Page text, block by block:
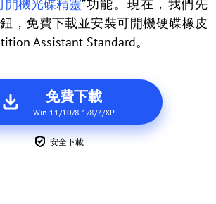
開機光碟精靈”功能。現在，我們先
，免費下載並安裝可開機硬碟橡皮
Assistant Standard。
免費下載
Win 11/10/8.1/8/7/XP
安全下載